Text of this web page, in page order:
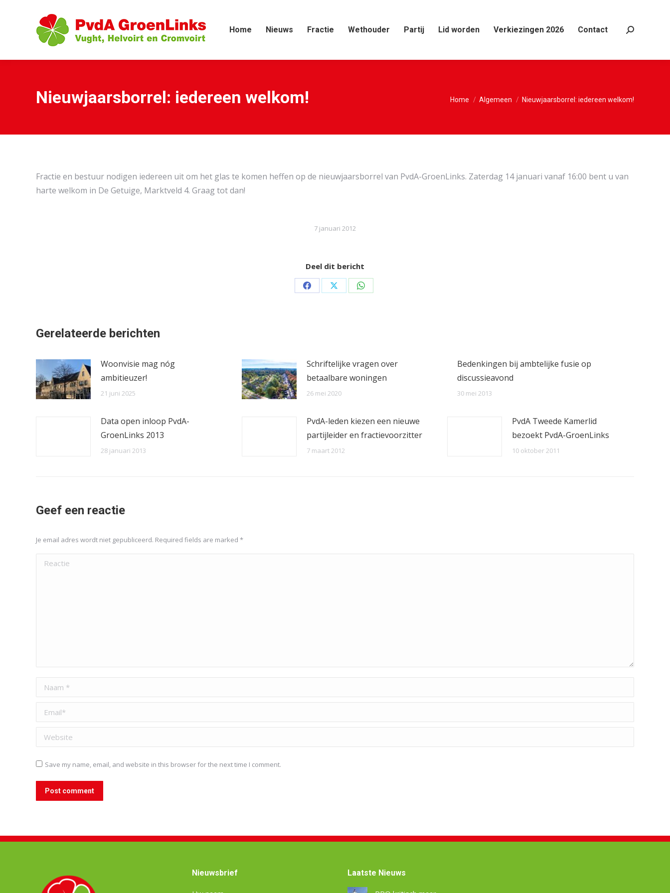
Home Nieuws Fractie Wethouder Partij Lid worden Verkiezingen 2026 Contact Search:
Nieuwjaarsborrel: iedereen welkom! Je bent hier:
Home Algemeen Nieuwjaarsborrel: iedereen welkom!
Fractie en bestuur nodigen iedereen uit om het glas te komen heffen op de nieuwjaarsborrel van PvdA-GroenLinks. Zaterdag 14 januari vanaf 16:00 bent u van
harte welkom in De Getuige, Marktveld 4. Graag tot dan!
7 januari 2012
Deel dit bericht
Share Share Share
Gerelateerde berichten
Woonvisie mag nóg
ambitieuzer!
21 juni 2025
Schriftelijke vragen over
betaalbare woningen
26 mei 2020
Bedenkingen bij ambtelijke fusie op
discussieavond
30 mei 2013
Data open inloop PvdA-
GroenLinks 2013
28 januari 2013
PvdA-leden kiezen een nieuwe
partijleider en fractievoorzitter
7 maart 2012
PvdA Tweede Kamerlid
bezoekt PvdA-GroenLinks
10 oktober 2011
Geef een reactie
Je email adres wordt niet gepubliceerd. Required fields are marked *
Reactie
Naam *
Email *
Website
Save my name, email, and website in this browser for the next time I comment.
Post comment
Nieuwsbrief Laatste Nieuws